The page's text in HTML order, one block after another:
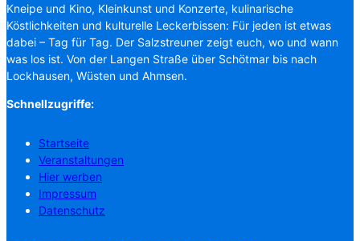
Kneipe und Kino, Kleinkunst und Konzerte, kulinarische
Köstlichkeiten und kulturelle Leckerbissen: Für jeden ist etwas
dabei – Tag für Tag. Der Salzstreuner zeigt euch, wo und wann
was los ist. Von der Langen Straße über Schötmar bis nach
Lockhausen, Wüsten und Ahmsen.
Schnellzugriffe:
Startseite
Veranstaltungen
Hier werben
Impressum
Datenschutz